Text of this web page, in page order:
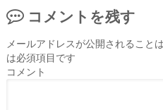
コメントを残す
メールアドレスが公開されること
は必須項目です
コメント